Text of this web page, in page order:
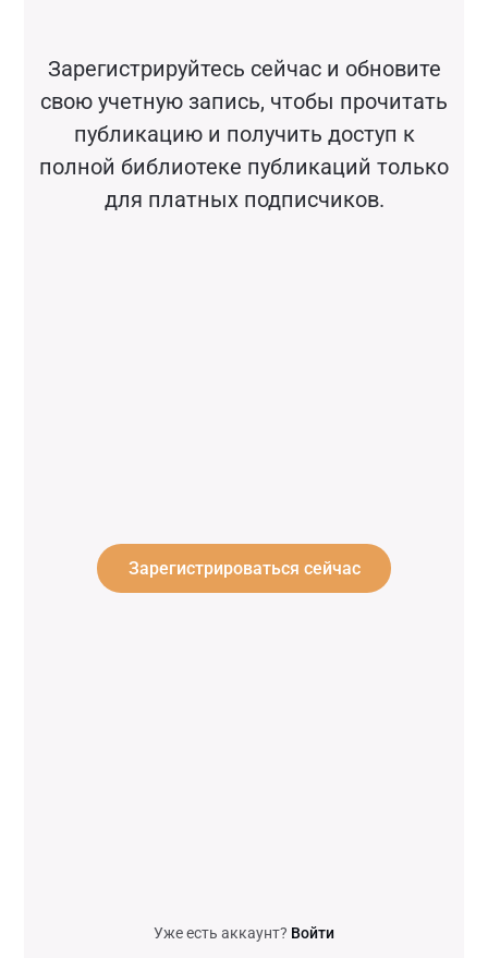
Зарегистрируйтесь сейчас и обновите
свою учетную запись, чтобы прочитать
публикацию и получить доступ к
полной библиотеке публикаций только
для платных подписчиков.
Зарегистрироваться сейчас
Уже есть аккаунт? Войти